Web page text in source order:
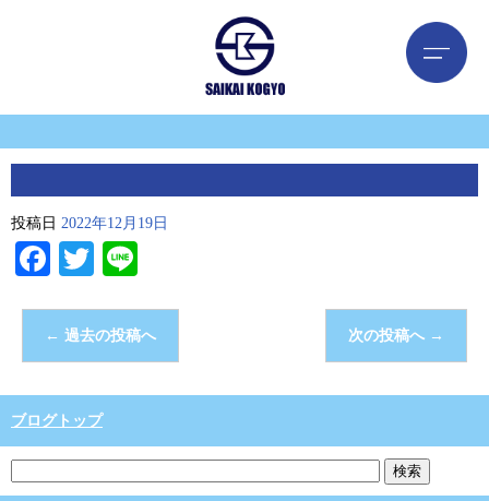
投稿日 2022年12月19日
Facebook
Twitter
← 過去の投稿へ 次の投稿へ →
ブログトップ